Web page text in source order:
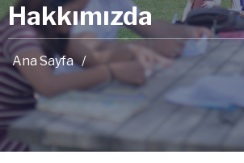
Hakkımızda
Ana Sayfa /